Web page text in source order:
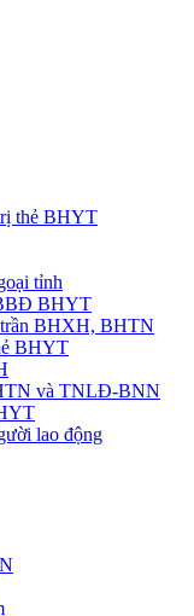
thẻ BHYT
tỉnh
BHYT
BHXH, BHTN
BHYT
và TNLĐ-BNN
lao động